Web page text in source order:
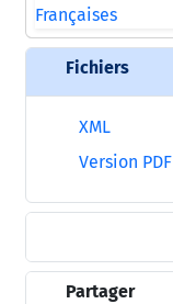
Fichiers
XML
Version PDF
Partager